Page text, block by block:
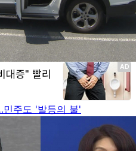
주도 '발등의 불'